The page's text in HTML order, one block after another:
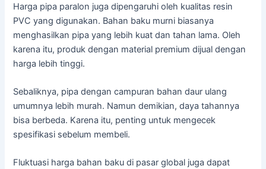
Harga pipa paralon juga dipengaruhi oleh kualitas resin
PVC yang digunakan. Bahan baku murni biasanya
menghasilkan pipa yang lebih kuat dan tahan lama. Oleh
karena itu, produk dengan material premium dijual dengan
harga lebih tinggi.
Sebaliknya, pipa dengan campuran bahan daur ulang
umumnya lebih murah. Namun demikian, daya tahannya
bisa berbeda. Karena itu, penting untuk mengecek
spesifikasi sebelum membeli.
Fluktuasi harga bahan baku di pasar global juga dapat